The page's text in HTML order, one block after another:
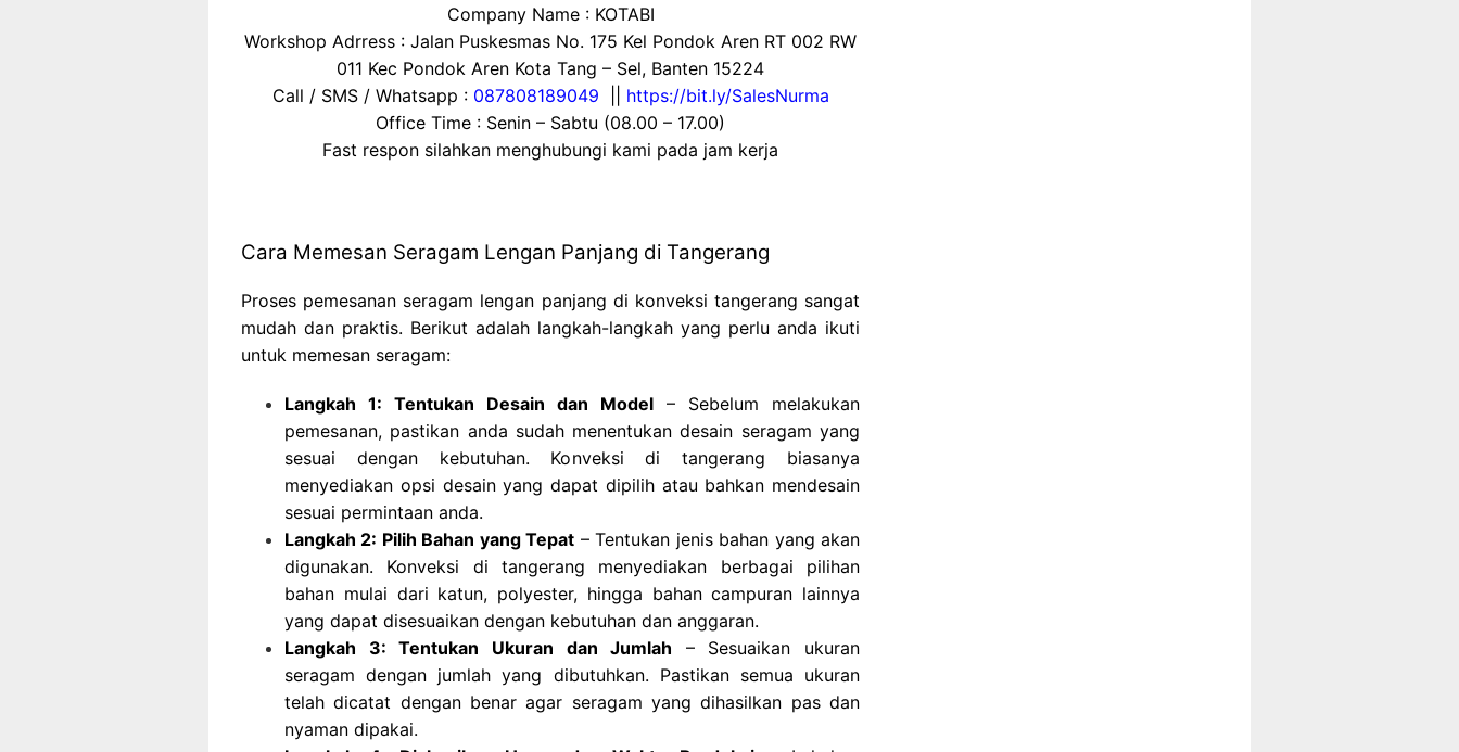
Company Name : KOTABI
Workshop Adrress : Jalan Puskesmas No. 175 Kel Pondok Aren RT 002 RW
011 Kec Pondok Aren Kota Tang – Sel, Banten 15224
Call / SMS / Whatsapp : 087808189049
https://bit.ly/SalesNurma
Office Time : Senin – Sabtu (08.00 – 17.00)
Fast respon silahkan menghubungi kami pada jam kerja
Cara Memesan Seragam Lengan Panjang di Tangerang
Proses pemesanan seragam lengan panjang di konveksi tangerang sangat
mudah dan praktis. Berikut adalah langkah-langkah yang perlu anda ikuti
untuk memesan seragam:
Langkah 1: Tentukan Desain dan Model – Sebelum melakukan
pemesanan, pastikan anda sudah menentukan desain seragam yang
sesuai dengan kebutuhan. Konveksi di tangerang biasanya
menyediakan opsi desain yang dapat dipilih atau bahkan mendesain
sesuai permintaan anda.
Langkah 2: Pilih Bahan yang Tepat – Tentukan jenis bahan yang akan
digunakan. Konveksi di tangerang menyediakan berbagai pilihan
bahan mulai dari katun, polyester, hingga bahan campuran lainnya
yang dapat disesuaikan dengan kebutuhan dan anggaran.
Langkah 3: Tentukan Ukuran dan Jumlah – Sesuaikan ukuran
seragam dengan jumlah yang dibutuhkan. Pastikan semua ukuran
telah dicatat dengan benar agar seragam yang dihasilkan pas dan
nyaman dipakai.